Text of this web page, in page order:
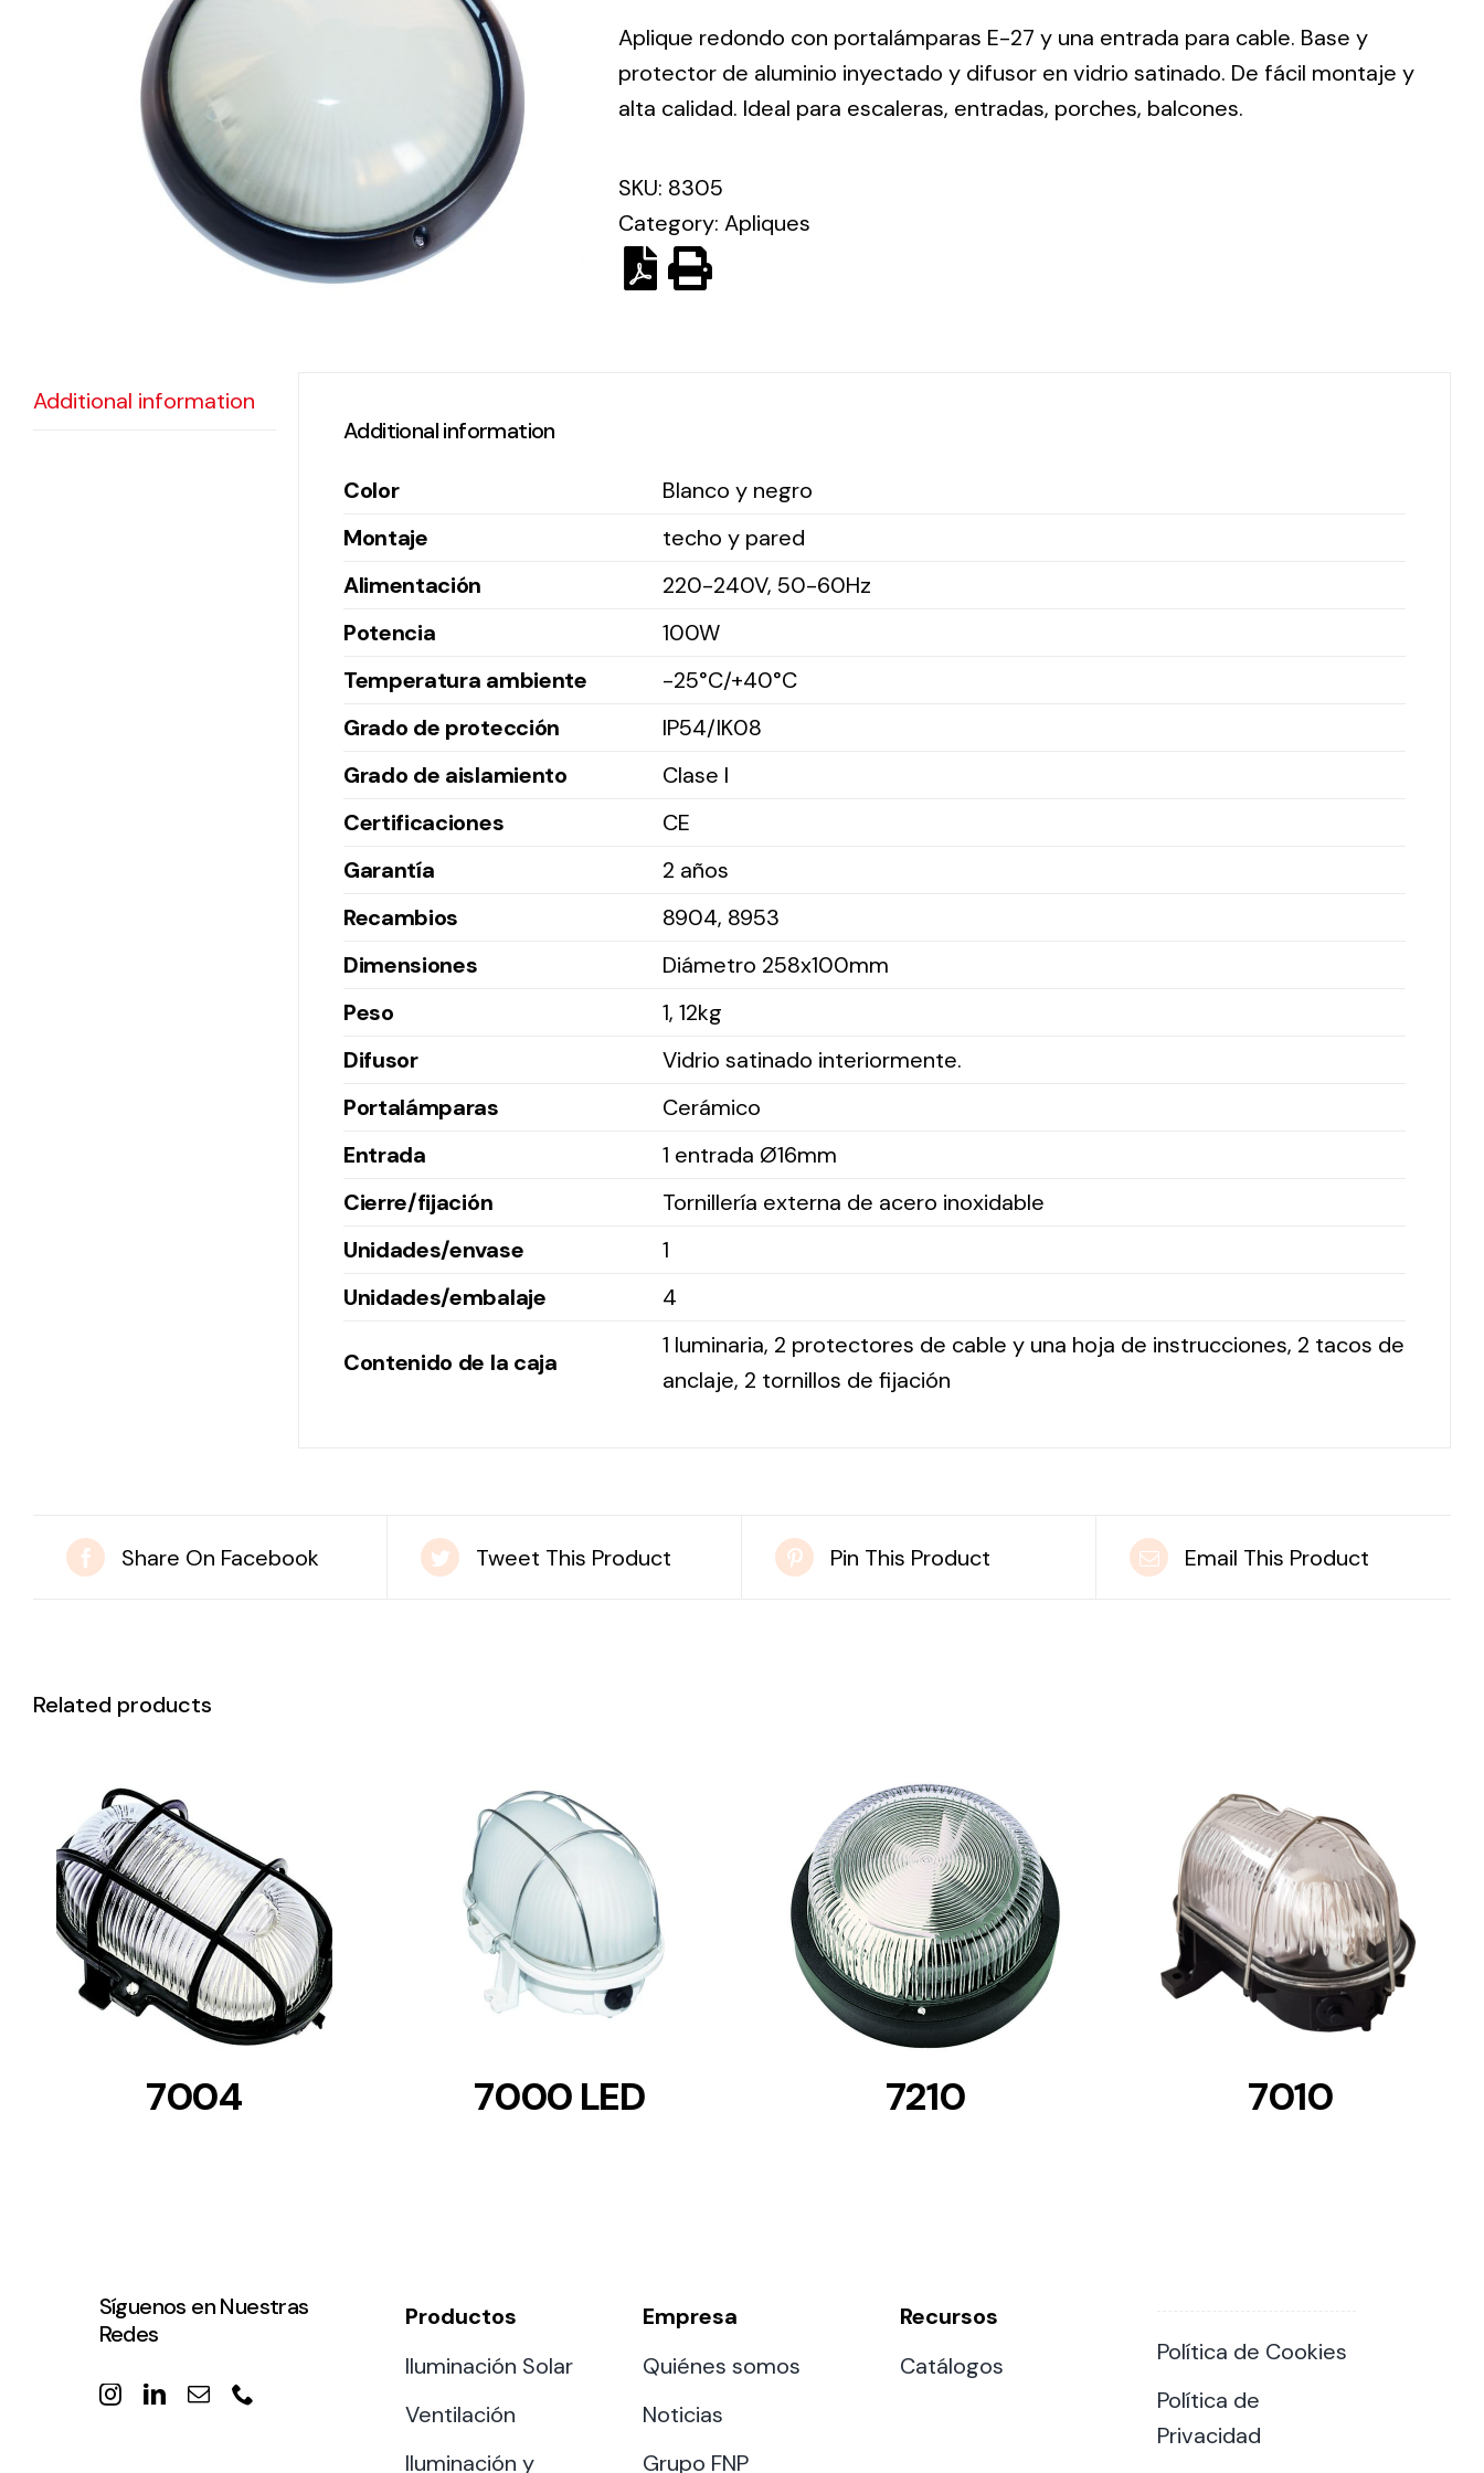
eléctrico.
Lighting and
Electrical
Equipment
each project
Ventilation
Novovent into
the group
meant a greater
offer of
Aplique redondo con portalámparas E-27 y una entrada para cable. Base y
protector de aluminio inyectado y difusor en vidrio satinado. De fácil montaje y
alta calidad. Ideal para escaleras, entradas, porches, balcones.
SKU: 8305
Category: Apliques
Additional information
Additional information
Color
Blanco y negro
Montaje
techo y pared
Alimentación
220-240V, 50-60Hz
Potencia
100W
Temperatura ambiente
-25°C/+40°C
Grado de protección
IP54/IK08
Grado de aislamiento
Clase I
Certificaciones
CE
Garantía
2 años
Recambios
8904, 8953
Dimensiones
Diámetro 258x100mm
Peso
1, 12kg
Difusor
Vidrio satinado interiormente.
Portalámparas
Cerámico
Entrada
1 entrada Ø16mm
Cierre/fijación
Tornillería externa de acero inoxidable
Unidades/envase
1
Unidades/embalaje
4
Contenido de la caja
1 luminaria, 2 protectores de cable y una hoja de instrucciones, 2 tacos de
anclaje, 2 tornillos de fijación
Share On Facebook Tweet This Product Pin This Product Email This Product
Related products
DETAILS
7004
DETAILS
7000 LED
DETAILS
7210
DETAILS
7010
Síguenos en Nuestras
Redes
Productos
Iluminación Solar
Ventilación
Iluminación y
Empresa
Quiénes somos
Noticias
Grupo FNP
Recursos
Catálogos
Política de Cookies
Política de
Privacidad